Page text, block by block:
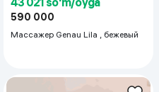
590 000
Массажер Genau Lila , бежевый